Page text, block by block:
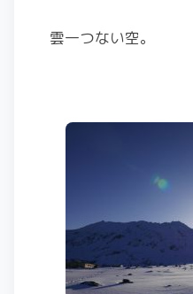
雲一つない空。